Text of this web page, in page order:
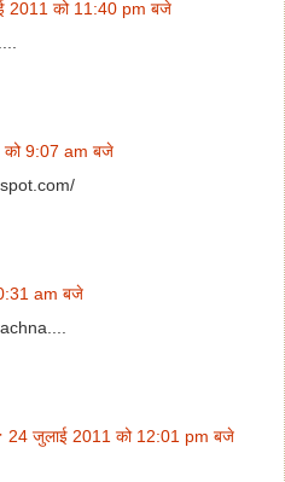
2011 को 11:40 pm बजे
को 9:07 am बजे
am बजे
24 जुलाई 2011 को 12:01 pm बजे